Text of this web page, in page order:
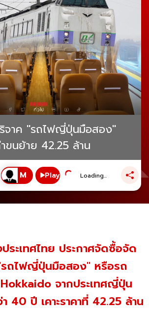
จาค "รถไฟญี่ปุ่นมือสอง"
นย้าย 42.25 ล้าน
Play Loading...
ระเทศไทย ประกาศจัดซื้อจัด
ถไฟญี่ปุ่นมือสอง" หรือรถ
จากประเทศญี่ปุ่น
40 ปี เคาะราคาที่ 42.25 ล้าน